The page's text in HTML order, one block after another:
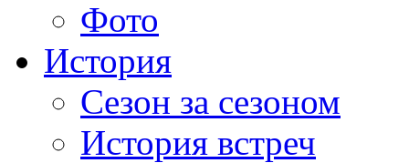
Фото
История
Сезон за сезоном
История встреч